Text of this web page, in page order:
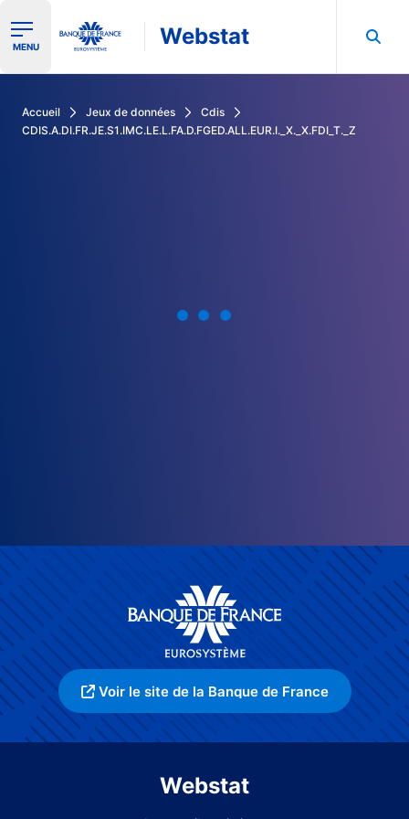
Ouvrir le menu de navigation
MENU Webstat
Accueil Jeux de données
Cdis
CDIS.A.DI.FR.JE.S1.IMC.LE.L.FA.D.FGED.ALL.EUR.I._X._X.FDI_T._Z
Voir le site de la Banque de France
Webstat